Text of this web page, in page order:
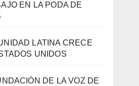
EN LA PODA DE
LATINA CRECE
UNIDOS
DE LA VOZ DE